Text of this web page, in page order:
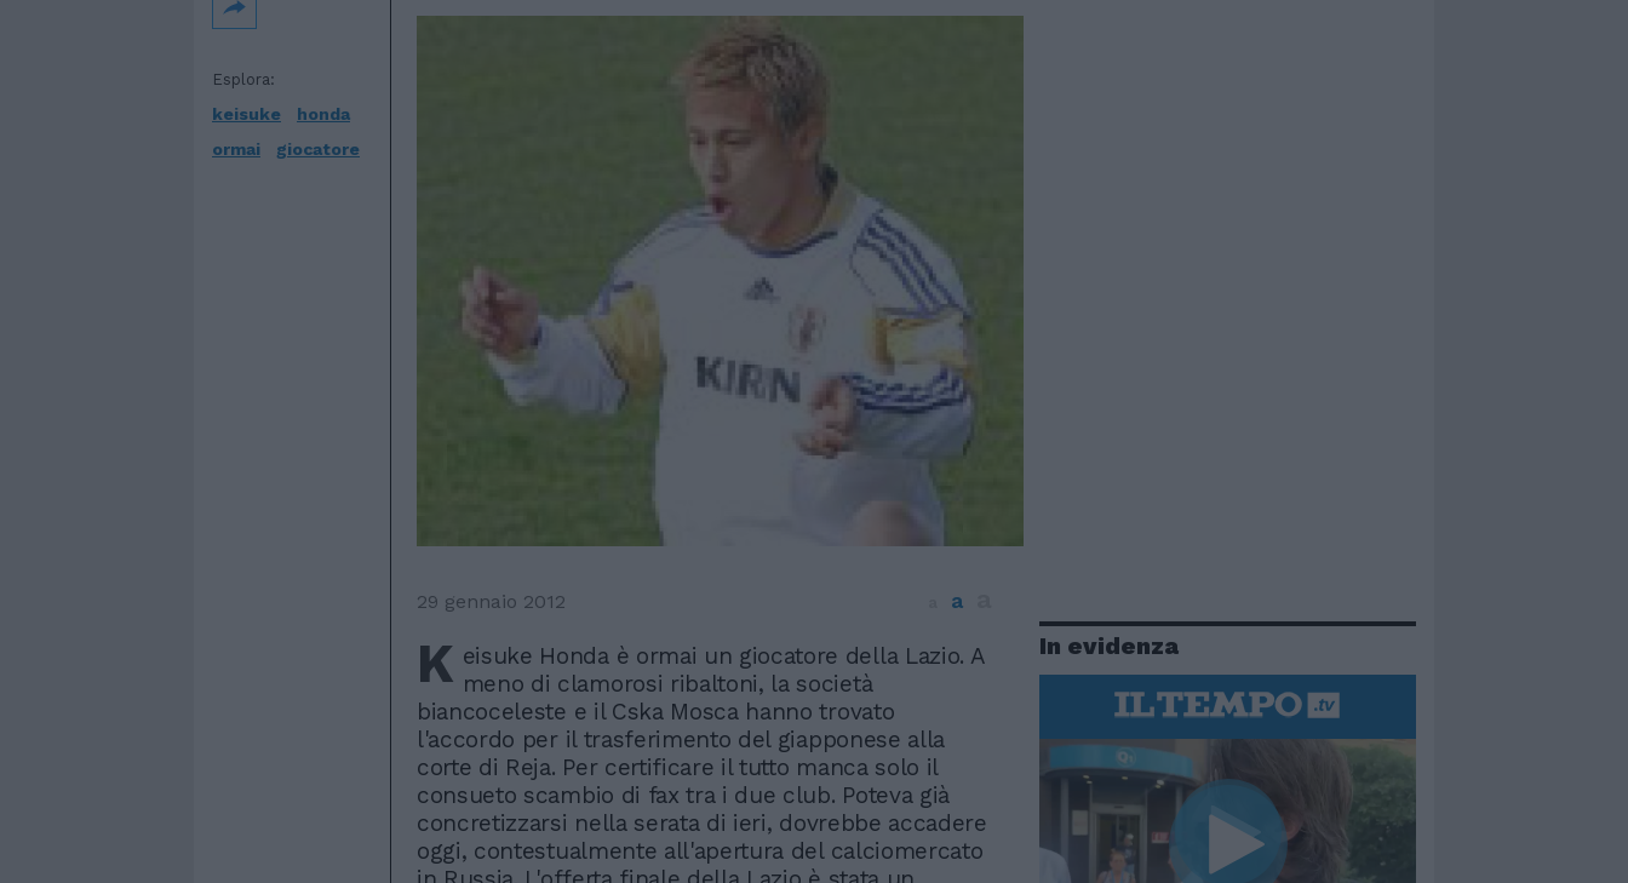
Esplora:
keisuke
honda
ormai
giocatore
29 gennaio 2012 a
K eisuke Honda è ormai un giocatore della Lazio. A
meno di clamorosi ribaltoni, la società
biancoceleste e il Cska Mosca hanno trovato
l'accordo per il trasferimento del giapponese alla
corte di Reja. Per certificare il tutto manca solo il
consueto scambio di fax tra i due club. Poteva già
concretizzarsi nella serata di ieri, dovrebbe accadere
oggi, contestualmente all'apertura del calciomercato
In evidenza